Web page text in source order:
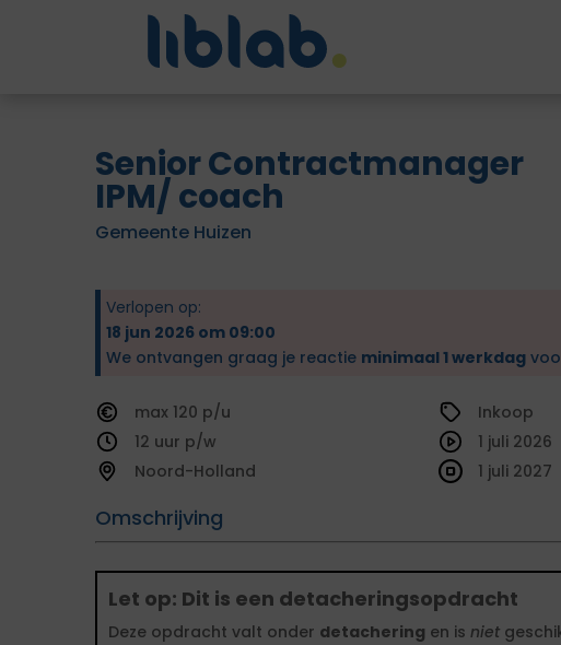
Senior Contractmanager
IPM/ coach
Gemeente Huizen
Verlopen op:
18 jun 2026 om 09:00
We ontvangen graag je reactie minimaal 1 werkdag
120
12
Noord-Holland
Inkoop
Omschrijving
1 juli 2026
1 juli 2027
Let op: Dit is een detacheringsopdracht
Deze opdracht valt onder detachering en is niet